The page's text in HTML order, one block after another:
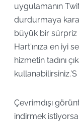
uygulamanın
durdurmaya
büyük bir sürpriz
Hart'ınıza en iyi
hizmetin tadını
Çevrimdışı
indirmek